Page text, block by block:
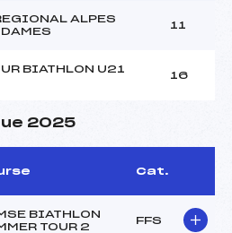
ALPES
11
BIATHLON U21
16
2025
Cat.
BIATHLON
TOUR 2
FFS